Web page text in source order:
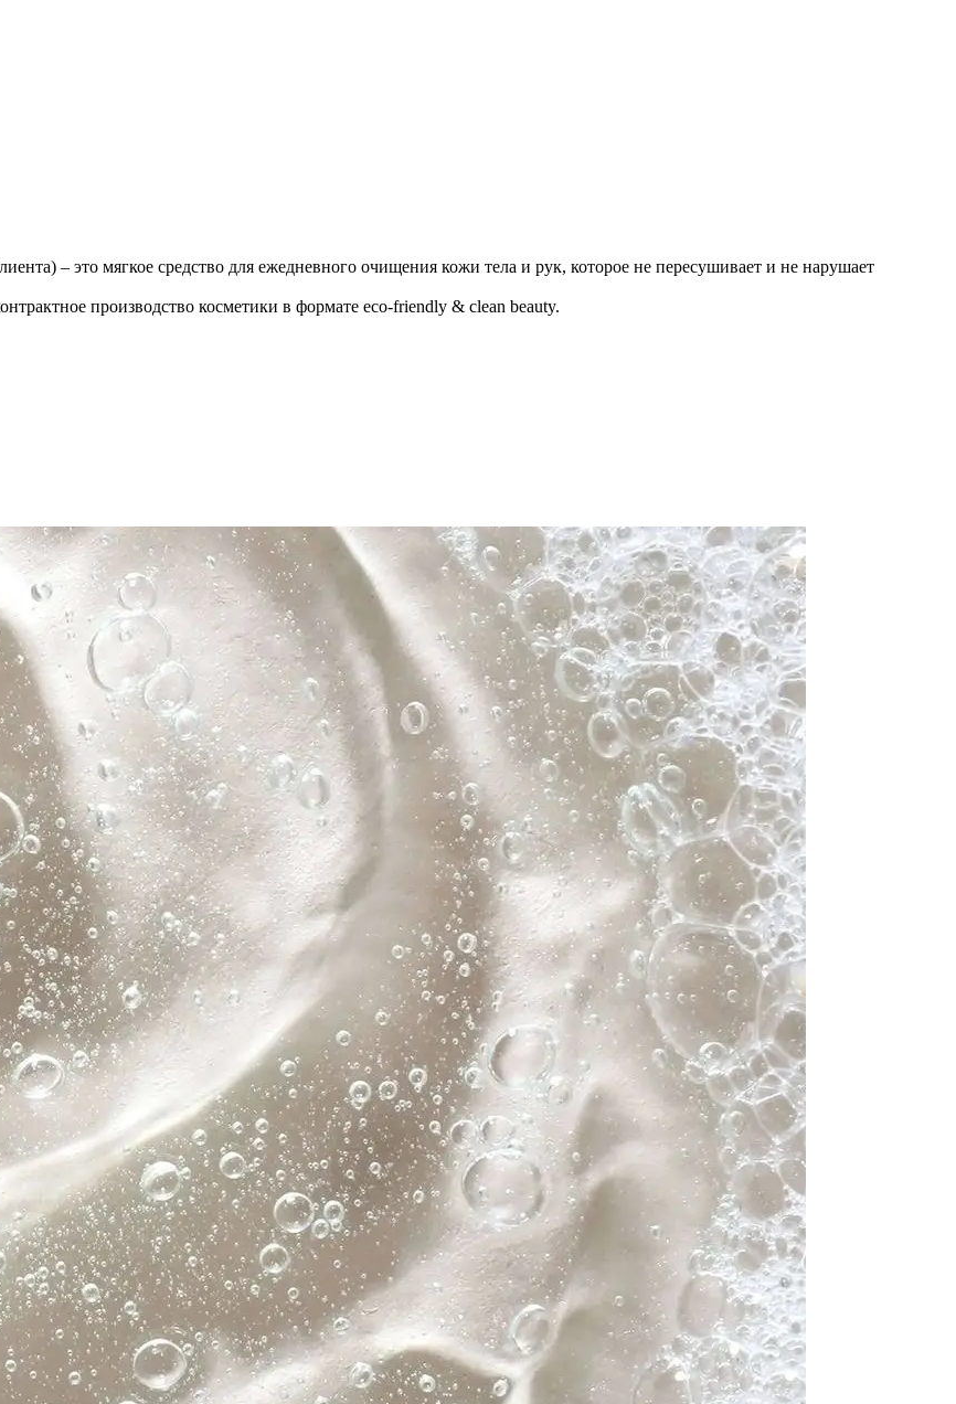
– это мягкое средство для ежедневного очищения кожи тела и рук, которое не пересушивает и не нарушает
производство косметики в формате eco-friendly & clean beauty.